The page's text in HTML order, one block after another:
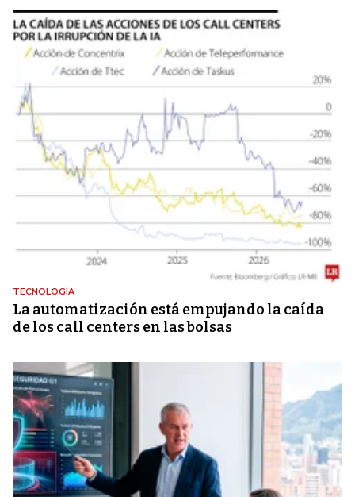
TECNOLOGÍA
La automatización está empujando la caída
de los call centers en las bolsas